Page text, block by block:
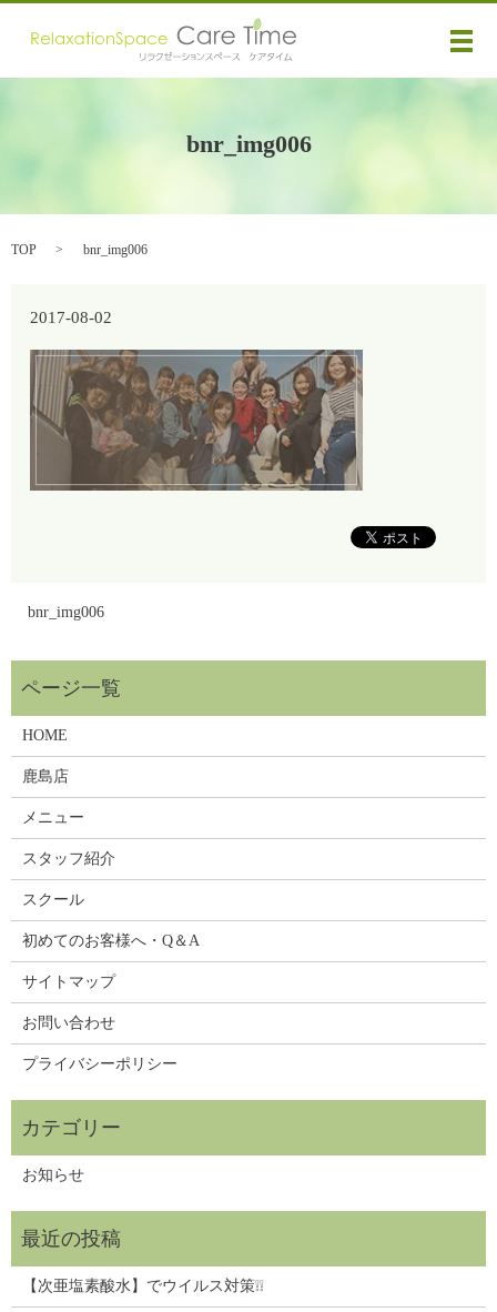
メ
bnr_img006
TOP bnr_img006
2017-08-02
bnr_img006
HOME
鹿島店
メニュー
スタッフ紹介
スクール
初めてのお客様へ・Q＆A
サイトマップ
お問い合わせ
プライバシーポリシー
お知らせ
【次亜塩素酸水】でウイルス対策❕❕